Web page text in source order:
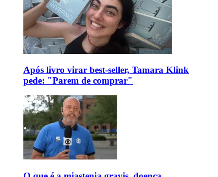
Após livro virar best-seller, Tamara Klink
pede: "Parem de comprar"